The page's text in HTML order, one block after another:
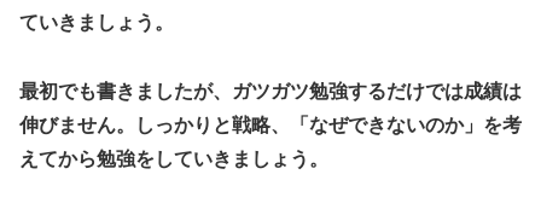
ていきましょう。
最初でも書きましたが、ガツガツ勉強するだけでは成績は
伸びません。しっかりと戦略、「なぜできないのか」を考
えてから勉強をしていきましょう。